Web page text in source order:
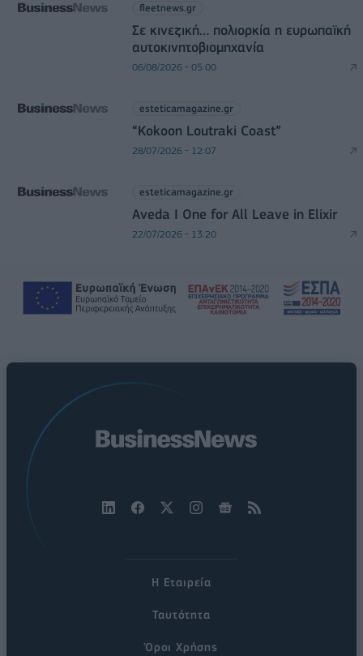
fleetnews.gr
Σε κινεζική… πολιορκία η ευρωπαϊκή
αυτοκινητοβιομηχανία
06/08/2026 - 05:00
esteticamagazine.gr
“Kokoon Loutraki Coast”
28/07/2026 - 12:07
esteticamagazine.gr
Aveda I One for All Leave in Elixir
22/07/2026 - 13:20
Η Εταιρεία
Ταυτότητα
Όροι Χρήσης